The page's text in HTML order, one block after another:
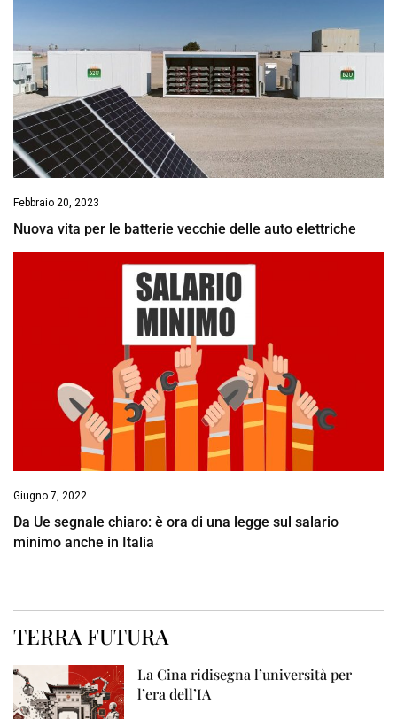
Febbraio 20, 2023
Nuova vita per le batterie vecchie delle auto elettriche
Giugno 7, 2022
Da Ue segnale chiaro: è ora di una legge sul salario
minimo anche in Italia
TERRA FUTURA
La Cina ridisegna l’università per
l’era dell’IA